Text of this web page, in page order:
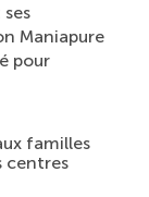
Maniapure
pour
familles
centres